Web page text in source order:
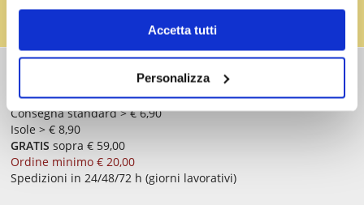
Accetta tutti
Personalizza
Consegna standard > € 6,90
Isole > € 8,90
GRATIS sopra € 59,00
Ordine minimo € 20,00
Spedizioni in 24/48/72 h (giorni lavorativi)